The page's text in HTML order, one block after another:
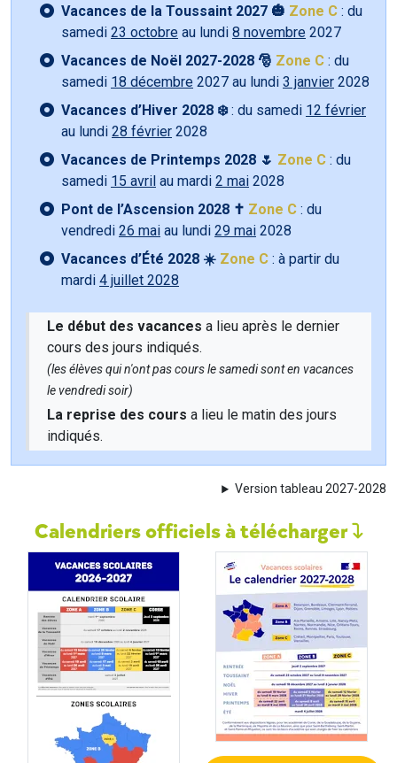
Vacances de la Toussaint 2027 🎃 Zone C : du
samedi 23 octobre au lundi 8 novembre 2027
Vacances de Noël 2027-2028 🎅 Zone C : du
samedi 18 décembre 2027 au lundi 3 janvier 2028
Vacances d’Hiver 2028 ❄️: du samedi 12 février
au lundi 28 février 2028
Vacances de Printemps 2028 🌷 Zone C : du
samedi 15 avril au mardi 2 mai 2028
Pont de l’Ascension 2028 ✝️ Zone C : du
vendredi 26 mai au lundi 29 mai 2028
Vacances d’Été 2028 ☀️ Zone C : à partir du
mardi 4 juillet 2028
Le début des vacances a lieu après le dernier
cours des jours indiqués.
(les élèves qui n'ont pas cours le samedi sont en vacances
le vendredi soir)
La reprise des cours a lieu le matin des jours
indiqués.
Version tableau 2027-2028
Calendriers officiels à télécharger